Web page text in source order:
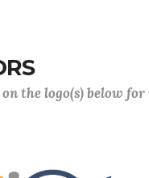
the logo(s) below